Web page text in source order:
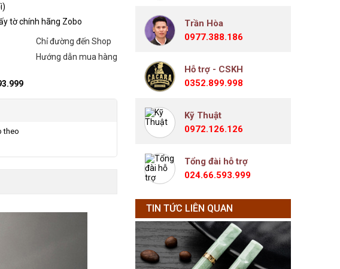
tờ chính hãng Zobo
Chỉ đường đến Shop
Hướng dẫn mua hàng
theo
Trần Hòa
0977.388.186
Hỗ trợ - CSKH
0352.899.998
Kỹ Thuật
0972.126.126
Tổng đài hỗ trợ
024.66.593.999
TIN TỨC LIÊN QUAN